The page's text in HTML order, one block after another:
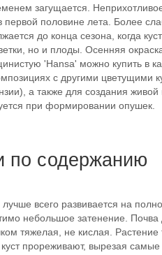
загущается.
первой половине лета. Более
до конца сезона, когда
но и плоды. Осенняя
'Hansa' можно купить в
с другими цветущими
а также для создания живой
при формировании опушек.
по содержанию
всего развивается на
небольшое затенение. Почва
тяжелая, не кислая. Растение
прореживают, вырезая самые